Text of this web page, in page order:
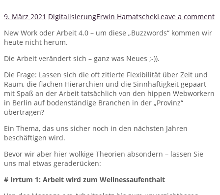
9. März 2021 DigitalisierungErwin HamatschekLeave a comment
New Work oder Arbeit 4.0 – um diese „Buzzwords“ kommen wir
heute nicht herum.
Die Arbeit verändert sich – ganz was Neues ;-)).
Die Frage: Lassen sich die oft zitierte Flexibilität über Zeit und
Raum, die flachen Hierarchien und die Sinnhaftigkeit gepaart
mit Spaß an der Arbeit tatsächlich von den hippen Webworkern
in Berlin auf bodenständige Branchen in der „Provinz“
übertragen?
Ein Thema, das uns sicher noch in den nächsten Jahren
beschäftigen wird.
Bevor wir aber hier wolkige Theorien absondern – lassen Sie
uns mal etwas geraderücken:
# Irrtum 1: Arbeit wird zum Wellnessaufenthalt